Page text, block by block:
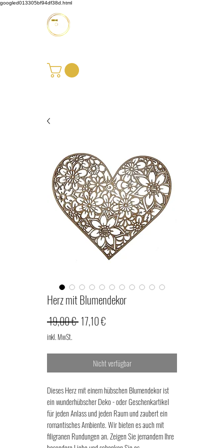
googled013305bf94df38d.html
Herz mit Blumendekor
19,00 € Standardpreis
17,10 €
inkl. MwSt.
Nicht verfügbar
Dieses Herz mit einem hübschen Blumendekor ist
ein wunderhübscher Deko - oder Geschenkartikel
für jeden Anlass und jeden Raum und zaubert ein
romantisches Ambiente. Wir bieten es auch mit
filigranen Rundungen an. Zeigen Sie jemandem Ihre